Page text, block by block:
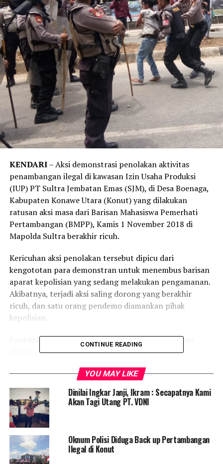
KENDARI– Aksi demonstrasi penolakan aktivitas
penambangan ilegal di kawasan Izin Usaha Produksi
(IUP) PT Sultra Jembatan Emas (SJM), di Desa Boenaga,
Kabupaten Konawe Utara (Konut) yang dilakukan
ratusan aksi masa dari Barisan Mahasiswa Pemerhati
Pertambangan (BMPP), Kamis 1 November 2018 di
Mapolda Sultra berakhir ricuh.
Kericuhan aksi penolakan tersebut dipicu dari
kengototan para demonstran untuk menembus barisan
aparat kepolisian yang sedang melakukan pengamanan.
Akibatnya, terjadi aksi saling dorong yang berakhir
ricuh, dan satu orang pendemo diamankan pihak
kepolisian.
Pantauan bursabisnis.id, pendemo yang diamankan
digiring ke dalam kantor Mapolda Sultra. Pria
mencoba menahan tendangan dan pukulan dari oknum
aparat polisi yang sedang melakukan pengamanan.
Dari tuntutan masa aksi, k
edatangan mereka ke Mapolda
Sultra dengan maksud untuk melaporkan oknum
kepolisian yang diduga membekingi aktivitas
pertambangan illegal di Kabupaten Konut. Salah satu
oknum polisi yang disebut Korlap BMPP turut terlibat
CONTINUE READING
YOU MAY LIKE
Dinilai Ingkar Janji, Ikram : Secapatnya Kami
Akan Tagi Utang PT. VDNI
Oknum Polisi Diduga Back up Pertambangan
Ilegal di Konut